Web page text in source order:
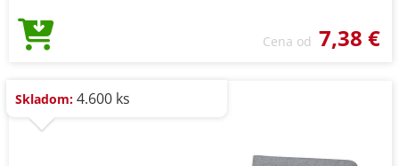
Cena od 7,38 €
Skladom: 4.600 ks